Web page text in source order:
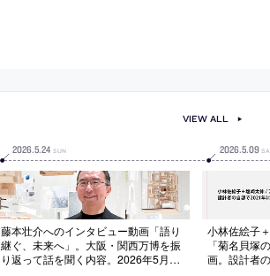
2026.5.24 SUN
藤本壮介へのインタビュー動画「語り
継ぐ、未来へ」。大阪・関西万博を振
り返って話を聞く内容。2026年5月に
2026.5.09
小林佐絵子
「菊名貝塚
画。設計者
VIEW ALL